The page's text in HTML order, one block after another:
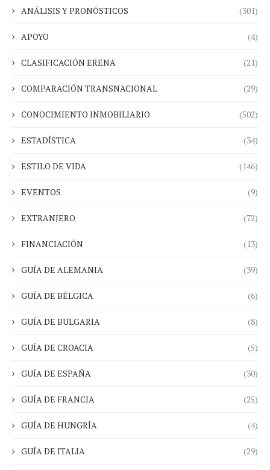
ANÁLISIS Y PRONÓSTICOS (301)
APOYO (4)
CLASIFICACIÓN ERENA (21)
COMPARACIÓN TRANSNACIONAL (29)
CONOCIMIENTO INMOBILIARIO (502)
ESTADÍSTICA (34)
ESTILO DE VIDA (146)
EVENTOS (9)
EXTRANJERO (72)
FINANCIACIÓN (13)
GUÍA DE ALEMANIA (39)
GUÍA DE BÉLGICA (6)
GUÍA DE BULGARIA (8)
GUÍA DE CROACIA (5)
GUÍA DE ESPAÑA (30)
GUÍA DE FRANCIA (25)
GUÍA DE HUNGRÍA (4)
GUÍA DE ITALIA (29)